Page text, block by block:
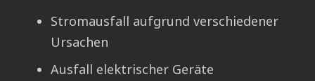
Stromausfall aufgrund verschiedener
Ursachen
Ausfall elektrischer Geräte